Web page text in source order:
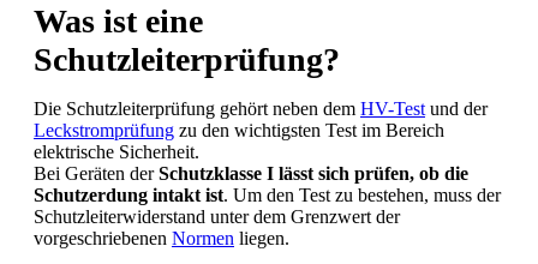
Was ist eine
Schutzleiterprüfung?
Die Schutzleiterprüfung gehört neben dem HV-Test und der
Leckstromprüfung zu den wichtigsten Test im Bereich
elektrische Sicherheit.
Bei Geräten derSchutzklasse I lässt sich prüfen, ob die
Schutzerdung intakt ist. Um den Test zu bestehen, muss der
Schutzleiterwiderstand unter dem Grenzwert der
vorgeschriebenen Normen liegen.